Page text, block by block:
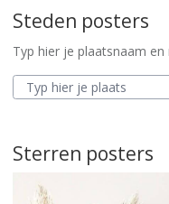
Steden posters
Typ hier je plaatsnaam
Sterren posters